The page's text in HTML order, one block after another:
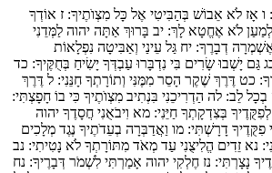
ו אָז לֹא אֵבוֹשׁ בְּהַבִּיטִי אֶל כָּל מִצְוֺתֶיךָ: ז אוֹדְךָ
לֹא אֶחֱטָא לָךְ: יב בָּרוּךְ אַתָּה יהוה לַמְּדֵנִי
דְבָרֶךָ: יח גַּל עֵינַי וְאַבִּיטָה נִפְלָאוֹת
גַּם יָשְׁבוּ שָׂרִים בִּי נִדְבָּרוּ עַבְדְּךָ יָשִׂיחַ בְּחֻקֶּיךָ: כד
כט דֶּרֶךְ שֶׁקֶר הָסֵר מִמֶּנִּי וְתוֹרָתְךָ חָנֵּנִי: ל דֶּרֶךְ
בְכָל לֵב: לה הַדְרִיכֵנִי בִּנְתִיב מִצְוֺתֶיךָ כִּי בוֹ חָפָצְתִּי:
בְּצִדְקָתְךָ חַיֵּנִי: מא וִיבֹאֻנִי חֲסָדֶךָ יהוה
פִקֻּדֶיךָ דָרָשְׁתִּי: מו וַאֲדַבְּרָה בְעֵדֹתֶיךָ נֶגֶד מְלָכִים
נא זֵדִים הֱלִיצֻנִי עַד מְאֹד מִתּוֹרָתְךָ לֹא נָטִיתִי: נב
נָצָרְתִּי: נז חֶלְקִי יהוה אָמַרְתִּי לִשְׁמֹר דְּבָרֶיךָ: נח